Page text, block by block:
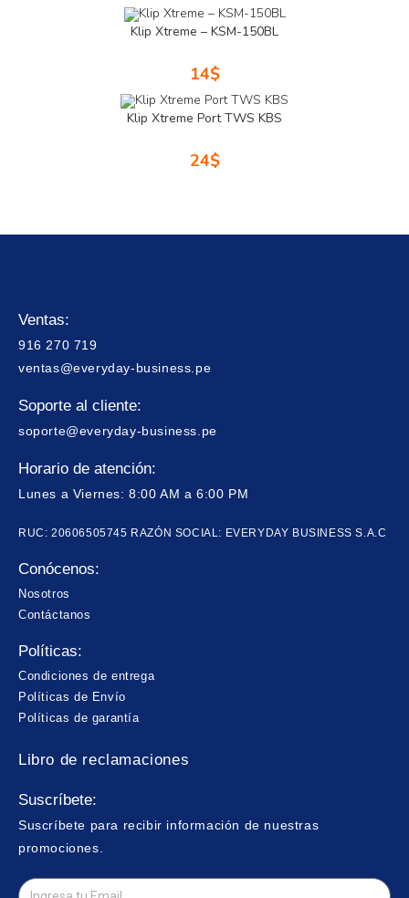
Klip Xtreme – KSM-150BL
14$
Klip Xtreme Port TWS KBS
24$
Ventas:
916 270 719
ventas@everyday-business.pe
Soporte al cliente:
soporte@everyday-business.pe
Horario de atención:
Lunes a Viernes: 8:00 AM a 6:00 PM
RUC: 20606505745 RAZÓN SOCIAL: EVERYDAY BUSINESS S.A.C
Conócenos:
Nosotros
Contáctanos
Políticas:
Condiciones de entrega
Políticas de Envío
Políticas de garantía
Libro de reclamaciones
Suscríbete:
Suscríbete para recibir información de nuestras
promociones.